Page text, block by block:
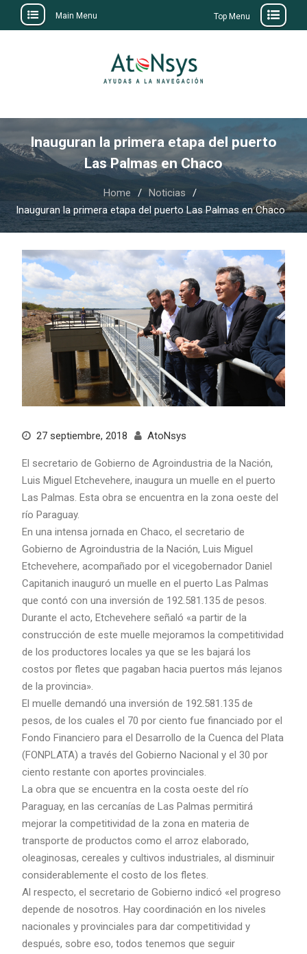
Main Menu Top Menu
Inauguran la primera etapa del puerto
Las Palmas en Chaco
Home
Noticias
Inauguran la primera etapa del puerto Las Palmas en Chaco
27 septiembre, 2018 AtoNsys
El secretario de Gobierno de Agroindustria de la Nación,
Luis Miguel Etchevehere, inaugura un muelle en el puerto
Las Palmas. Esta obra se encuentra en la zona oeste del
río Paraguay.
En una intensa jornada en Chaco, el secretario de
Gobierno de Agroindustria de la Nación, Luis Miguel
Etchevehere, acompañado por el vicegobernador Daniel
Capitanich inauguró un muelle en el puerto Las Palmas
que contó con una inversión de 192.581.135 de pesos.
Durante el acto, Etchevehere señaló «a partir de la
construcción de este muelle mejoramos la competitividad
de los productores locales ya que se les bajará los
costos por fletes que pagaban hacia puertos más lejanos
de la provincia».
El muelle demandó una inversión de 192.581.135 de
pesos, de los cuales el 70 por ciento fue financiado por el
Fondo Financiero para el Desarrollo de la Cuenca del Plata
(FONPLATA) a través del Gobierno Nacional y el 30 por
ciento restante con aportes provinciales.
La obra que se encuentra en la costa oeste del río
Paraguay, en las cercanías de Las Palmas permitirá
mejorar la competitividad de la zona en materia de
transporte de productos como el arroz elaborado,
oleaginosas, cereales y cultivos industriales, al disminuir
considerablemente el costo de los fletes.
Al respecto, el secretario de Gobierno indicó «el progreso
depende de nosotros. Hay coordinación en los niveles
nacionales y provinciales para dar competitividad y
después, sobre eso, todos tenemos que seguir